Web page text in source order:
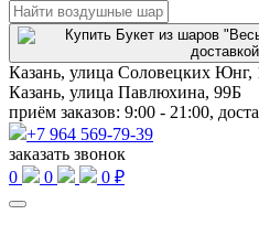
Казань, улица Соловецких Юнг,
Казань, улица Павлюхина, 99Б
приём заказов: 9:00 - 21:00,
+7 964 569-79-39
заказать звонок
0
0 0 ₽